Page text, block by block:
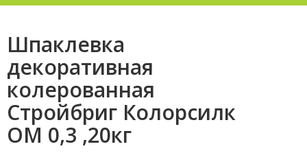
Шпаклевка
декоративная
колерованная
Стройбриг Колорсилк
ОМ 0,3 ,20кг